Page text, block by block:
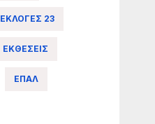
23
ΕΚΘΕΣΕΙΣ
ΕΠΑΛ